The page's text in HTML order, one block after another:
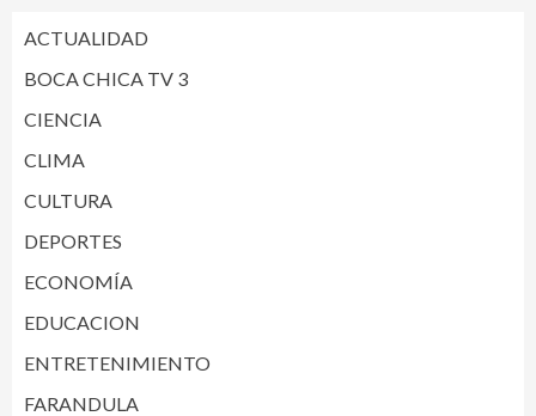
ACTUALIDAD
BOCA CHICA TV 3
CIENCIA
CLIMA
CULTURA
DEPORTES
ECONOMÍA
EDUCACION
ENTRETENIMIENTO
FARANDULA